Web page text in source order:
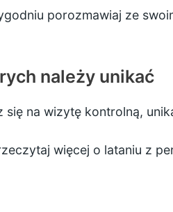
porozmawiaj ze
należy unikać
się na wizytę kontrolną,
więcej o lataniu z